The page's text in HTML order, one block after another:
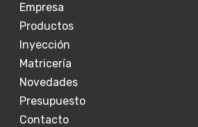
Empresa
Productos
Inyección
Matricería
Novedades
Presupuesto
Contacto